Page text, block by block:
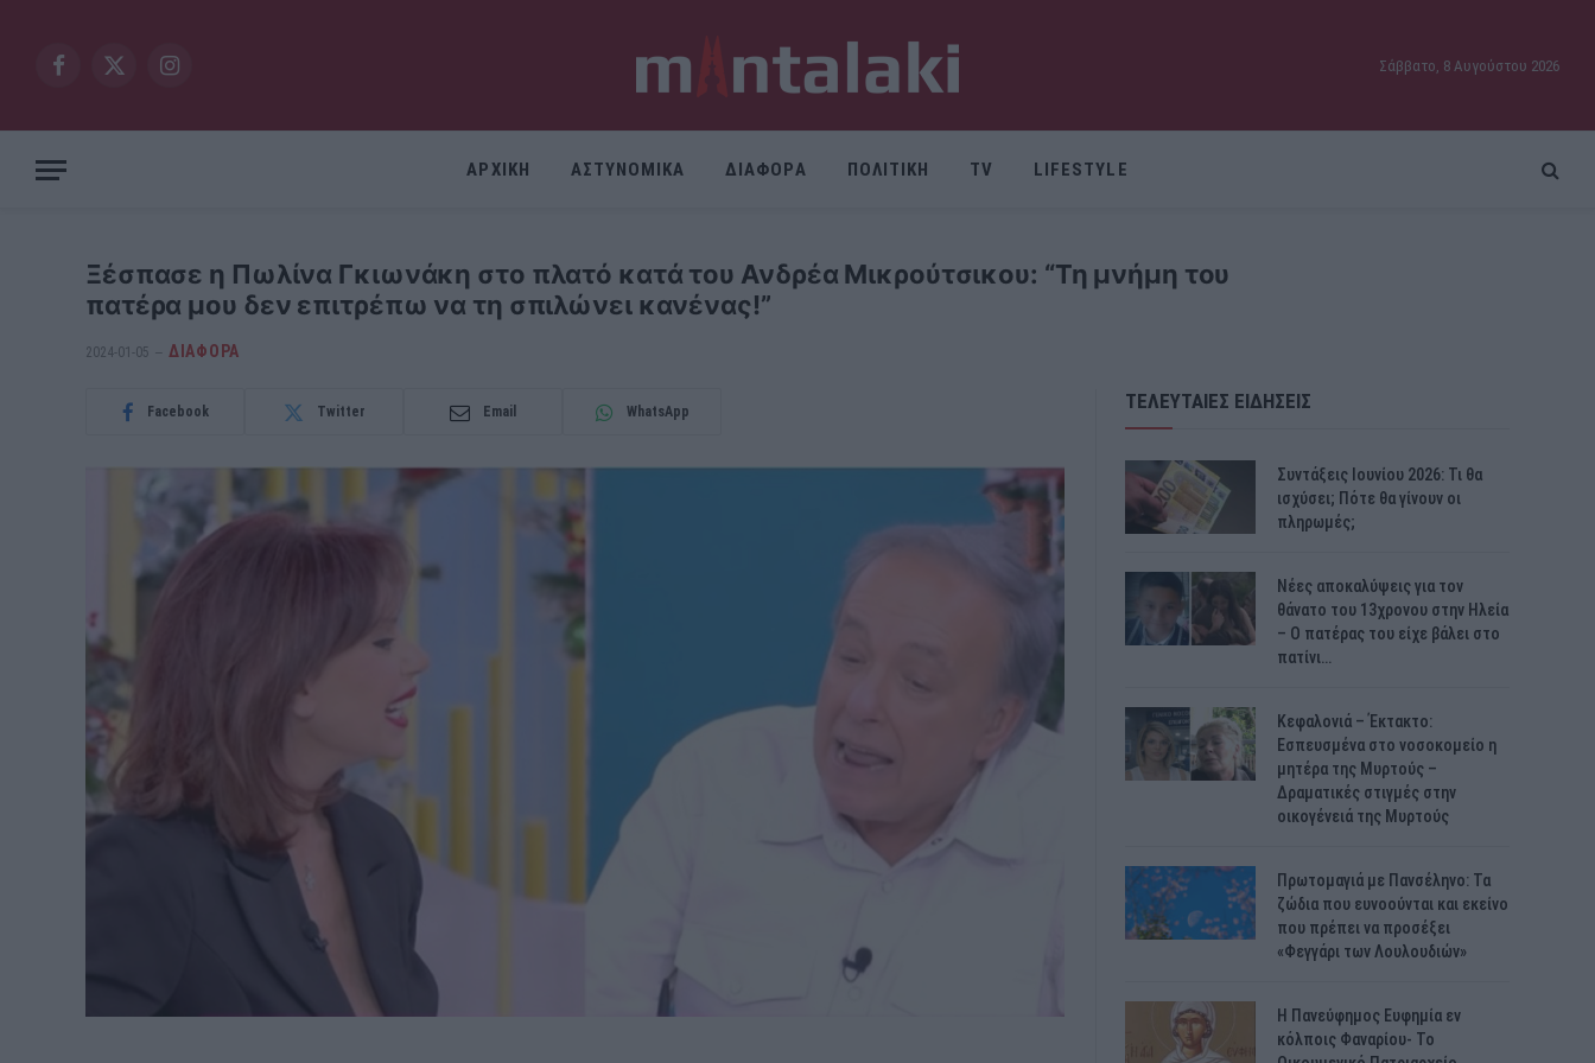
Facebook
X
Instagram
Σάββατο, 8 Αυγούστου 2026
ΑΡΧΙΚΗ ΑΣΤΥΝΟΜΙΚΑ ΔΙΑΦΟΡΑ ΠΟΛΙΤΙΚΗ TV LIFESTYLE
Ξέσπασε η Πωλίνα Γκιωνάκη στο πλατό κατά του Ανδρέα Μικρούτσικου: “Τη μνήμη του
πατέρα μου δεν επιτρέπω να τη σπιλώνει κανένας!”
2024-01-05 ΔΙΆΦΟΡΑ
Facebook Twitter Email WhatsApp ΤΕΛΕΥΤΑΙΕΣ ΕΙΔΗΣΕΙΣ
Συντάξεις Ιουνίου 2026: Τι θα
ισχύσει; Πότε θα γίνουν οι
πληρωμές;
Νέες αποκαλύψεις για τον
θάνατο του 13χρονου στην Ηλεία
– Ο πατέρας του είχε βάλει στο
πατίνι…
Κεφαλονιά – Έκτακτο:
Εσπευσμένα στο νοσοκομείο η
μητέρα της Μυρτούς –
Δραματικές στιγμές στην
οικογένειά της Μυρτούς
Πρωτομαγιά με Πανσέληνο: Τα
ζώδια που ευνοούνται και εκείνο
που πρέπει να προσέξει
«Φεγγάρι των Λουλουδιών»
H Πανεύφημος Ευφημία εν
κόλποις Φαναρίου- Το